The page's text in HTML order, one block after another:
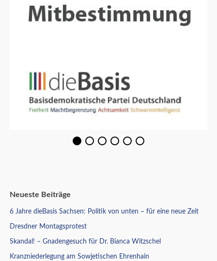
Neueste Beiträge
6 Jahre dieBasis Sachsen: Politik von unten – für eine neue Zeit
Dresdner Montagsprotest
Skandal! – Gnadengesuch für Dr. Bianca Witzschel
Kranzniederlegung am Sowjetischen Ehrenhain